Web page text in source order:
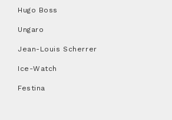
Hugo Boss
Ungaro
Jean-Louis Scherrer
Ice-Watch
Festina